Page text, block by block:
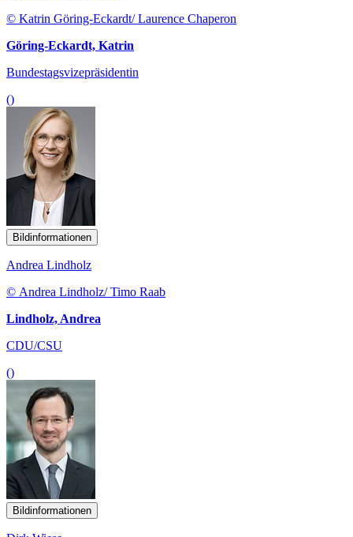
© Katrin Göring-Eckardt/ Laurence Chaperon
Göring-Eckardt, Katrin
Bundestagsvizepräsidentin
()
Bildinformationen
Andrea Lindholz
© Andrea Lindholz/ Timo Raab
Lindholz, Andrea
CDU/CSU
()
Bildinformationen